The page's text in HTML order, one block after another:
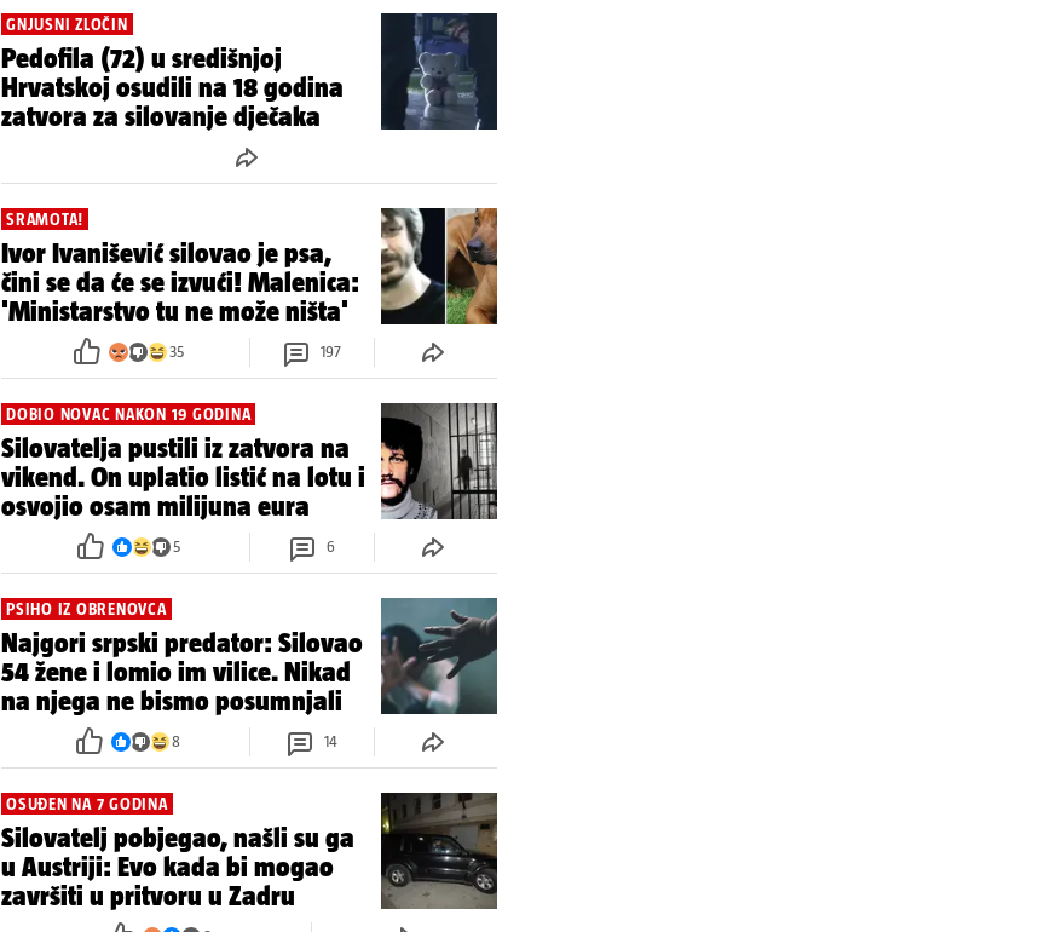
GNJUSNI ZLOČIN
Pedofila (72) u središnjoj
Hrvatskoj osudili na 18 godina
zatvora za silovanje dječaka
SRAMOTA!
Ivor Ivanišević silovao je psa,
čini se da će se izvući! Malenica:
'Ministarstvo tu ne može ništa'
35 197
DOBIO NOVAC NAKON 19 GODINA
Silovatelja pustili iz zatvora na
vikend. On uplatio listić na lotu i
osvojio osam milijuna eura
5 6
PSIHO IZ OBRENOVCA
Najgori srpski predator: Silovao
54 žene i lomio im vilice. Nikad
na njega ne bismo posumnjali
8 14
OSUĐEN NA 7 GODINA
Silovatelj pobjegao, našli su ga
u Austriji: Evo kada bi mogao
završiti u pritvoru u Zadru